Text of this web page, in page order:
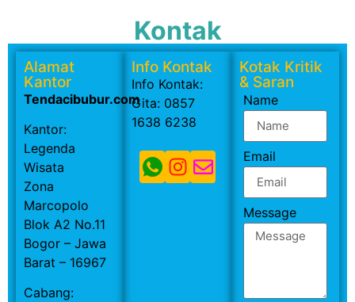
Kontak
Alamat
Kantor
Tendacibubur.com
Kantor:
Legenda
Wisata
Zona
Marcopolo
Blok A2 No.11
Bogor – Jawa
Barat – 16967
Cabang:
Info Kontak
Info Kontak:
Gita: 0857
1638 6238
Kotak Kritik
& Saran
Name
Email
Message